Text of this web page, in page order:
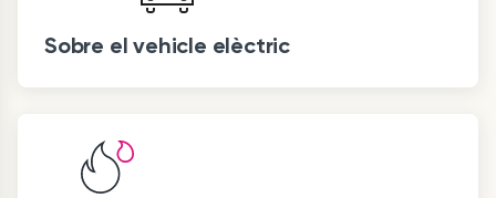
Sobre el vehicle elèctric